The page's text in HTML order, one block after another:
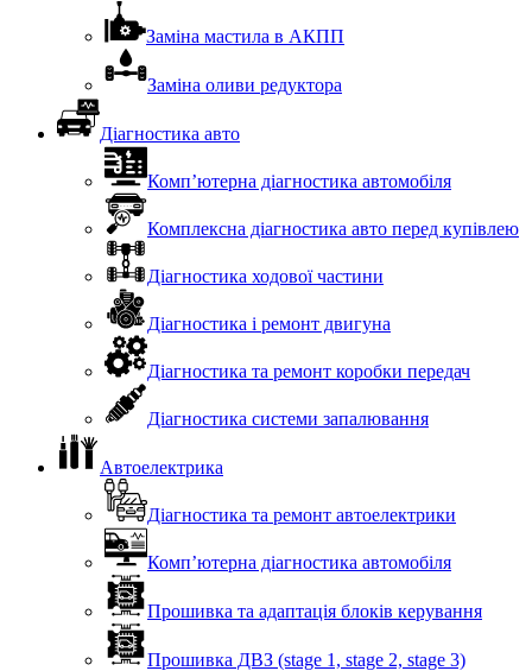
Заміна мастила в АКПП
Заміна оливи редуктора
Діагностика авто
Комп’ютерна діагностика автомобіля
Комплексна діагностика авто перед купівлею
Діагностика ходової частини
Діагностика і ремонт двигуна
Діагностика та ремонт коробки передач
Діагностика системи запалювання
Автоелектрика
Діагностика та ремонт автоелектрики
Комп’ютерна діагностика автомобіля
Прошивка та адаптація блоків керування
Прошивка ДВЗ (stage 1, stage 2, stage 3)